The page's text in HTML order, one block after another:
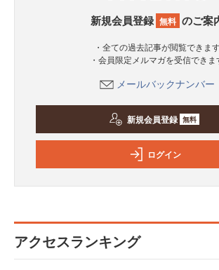
新規会員登録 無料 のご案
・全ての過去記事が閲覧できま
・会員限定メルマガを受信できま
メールバックナンバー
新規会員登録 無料
ログイン
アクセスランキング